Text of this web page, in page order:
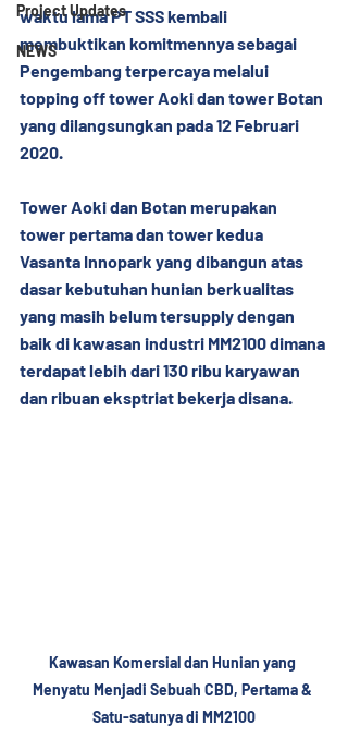
Project Updates
NEWS
waktu lama PT SSS kembali
membuktikan komitmennya sebagai
Pengembang terpercaya melalui
topping off tower Aoki dan tower Botan
yang dilangsungkan pada 12 Februari
2020.
Tower Aoki dan Botan merupakan
tower pertama dan tower kedua
Vasanta Innopark yang dibangun atas
dasar kebutuhan hunian berkualitas
yang masih belum tersupply dengan
baik di kawasan industri MM2100 dimana
terdapat lebih dari 130 ribu karyawan
dan ribuan eksptriat bekerja disana.
Kawasan Komersial dan Hunian yang
Menyatu Menjadi Sebuah CBD, Pertama &
Satu-satunya di MM2100